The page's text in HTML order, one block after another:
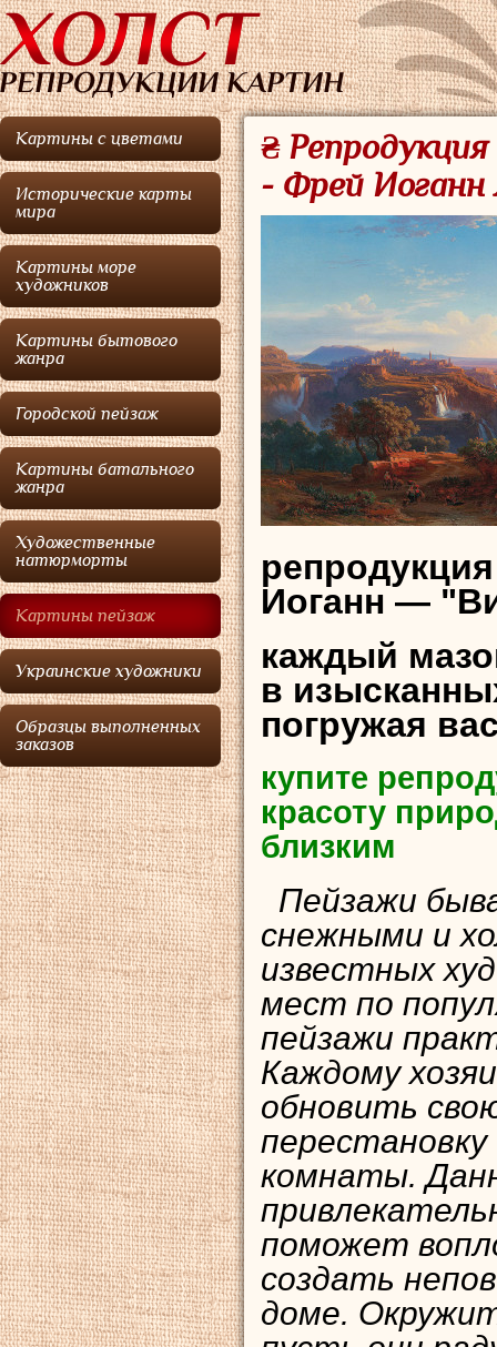
Картины с цветами
Исторические карты
мира
Картины море
художников
Картины бытового
жанра
Городской пейзаж
Картины батального
жанра
Художественные
натюрморты
Картины пейзаж
Украинские художники
Образцы выполненных
заказов
₴
- Фрей Иоганн
Иоганн —
каждый
в
погружая
купите
красоту
близким
Пейзажи
снежными и
известных
мест по
пейзажи
Каждому
обновить
комнаты.
поможет
создать
доме.